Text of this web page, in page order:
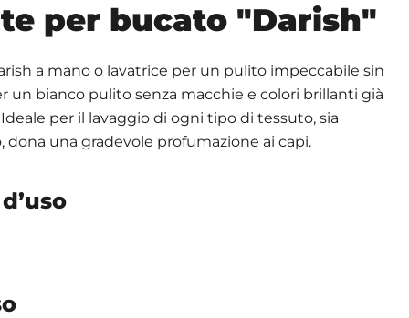
per bucato "Darish"
a mano o lavatrice per un pulito impeccabile sin
un bianco pulito senza macchie e colori brillanti già
per il lavaggio di ogni tipo di tessuto, sia
una gradevole profumazione ai capi.